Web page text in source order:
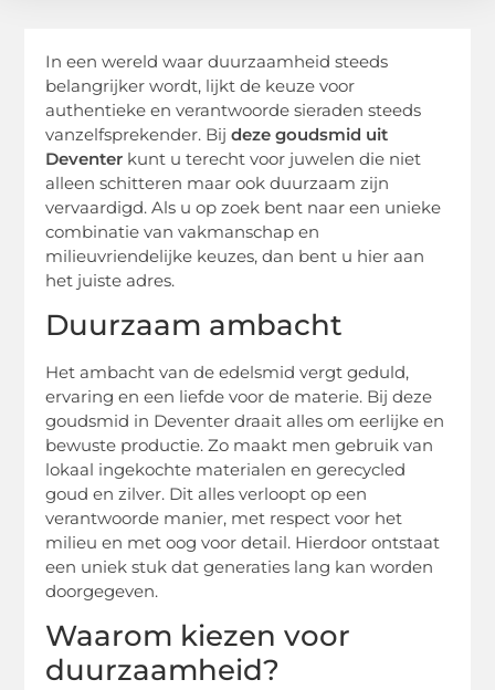
In een wereld waar duurzaamheid steeds
belangrijker wordt, lijkt de keuze voor
authentieke en verantwoorde sieraden steeds
vanzelfsprekender. Bijdeze goudsmid uit
Deventer kunt u terecht voor juwelen die niet
alleen schitteren maar ook duurzaam zijn
vervaardigd. Als u op zoek bent naar een unieke
combinatie van vakmanschap en
milieuvriendelijke keuzes, dan bent u hier aan
het juiste adres.
Duurzaam ambacht
Het ambacht van de edelsmid vergt geduld,
ervaring en een liefde voor de materie. Bij deze
goudsmid in Deventer draait alles om eerlijke en
bewuste productie. Zo maakt men gebruik van
lokaal ingekochte materialen en gerecycled
goud en zilver. Dit alles verloopt op een
verantwoorde manier, met respect voor het
milieu en met oog voor detail. Hierdoor ontstaat
een uniek stuk dat generaties lang kan worden
doorgegeven.
Waarom kiezen voor
duurzaamheid?